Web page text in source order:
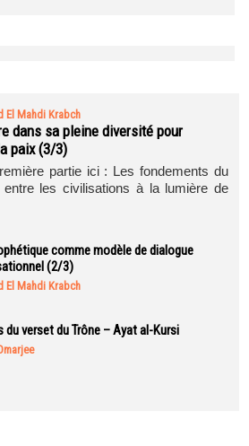
El Mahdi Krabch
dans sa pleine diversité pour
paix (3/3)
partie ici : Les fondements du
entre les civilisations à la lumière de
comme modèle de dialogue
(2/3)
El Mahdi Krabch
du verset du Trône – Ayat al-Kursi